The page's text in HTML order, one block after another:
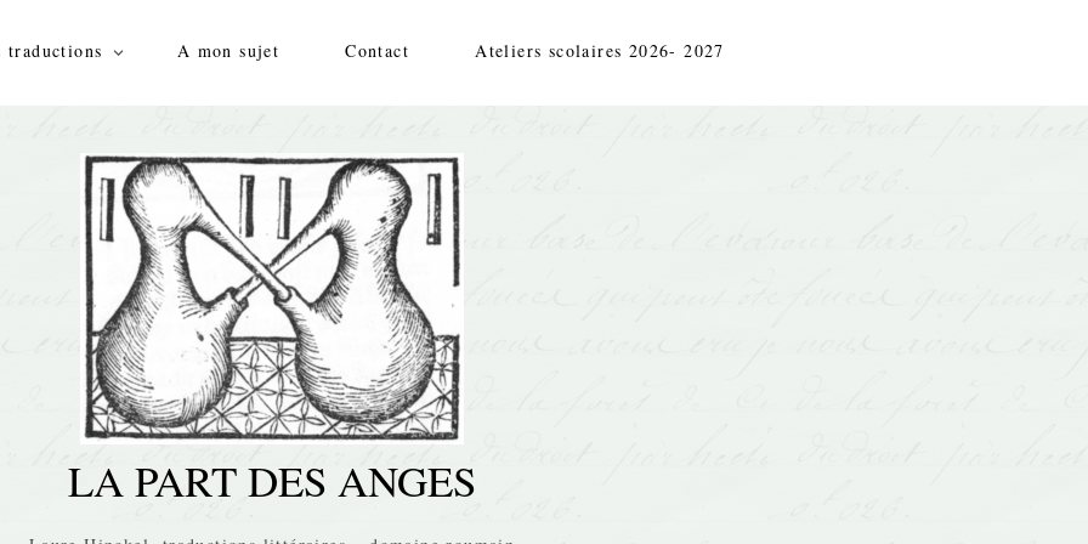
traductions A mon sujet Contact Ateliers scolaires 2026- 2027
LA PART DES ANGES